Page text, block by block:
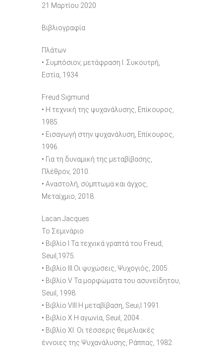
21 Μαρτίου 2020
Βιβλιογραφία
Πλάτων
• Συμπόσιον, μετάφραση Ι. Συκουτρή,
Εστία, 1934.
Freud Sigmund
• H τεχνική της ψυχανάλυσης, Επίκουρος,
1985.
• Εισαγωγή στην ψυχανάλυση, Επίκουρος,
1996.
• Για τη δυναμική της μεταβίβασης,
Πλέθρον, 2010.
• Αναστολή, σύμπτωμα και άγχος,
Μεταίχμιο, 2018.
Lacan Jacques
Το Σεμινάριο
• Βιβλίο I Τα τεχνικά γραπτά του Freud,
Seuil,1975.
• Βιβλίο III.Oι ψυχώσεις, Ψυχογιός, 2005.
• Βιβλίο V Τα μορφώματα του ασυνείδητου,
Seuil, 1998.
• Βιβλίο VIII Η μεταβίβαση, Seui,l 1991.
• Βιβλίο X Η αγωνία, Seuil, 2004 .
• Βιβλίο XI. Οι τέσσερις θεμελιακές
έννοιες της Ψυχανάλυσης, Ράππας, 1982.